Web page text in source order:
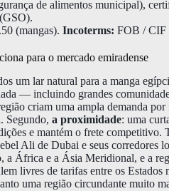
de alimentos municipal),
(mangas). Incoterms: FOB / CIF
para o mercado emiradense
um lar natural para a manga
— incluindo grandes
criam uma ampla demanda
Segundo, a proximidade: uma
e mantém o frete
Ali de Dubai e seus corredores
a África e a Ásia Meridional, e a
livres de tarifas entre os
uma região circundante muito